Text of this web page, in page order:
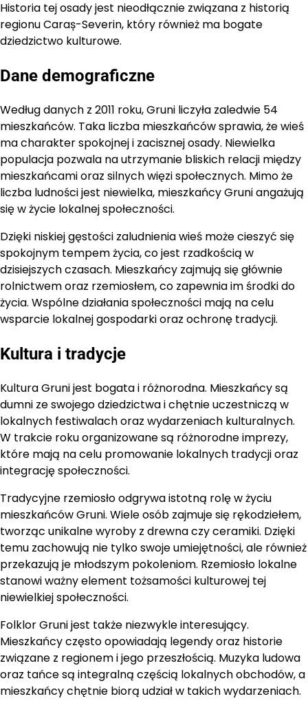
Historia tej osady jest nieodłącznie związana z historią
regionu Caraș-Severin, który również ma bogate
dziedzictwo kulturowe.
Dane demograficzne
Według danych z 2011 roku, Gruni liczyła zaledwie 54
mieszkańców. Taka liczba mieszkańców sprawia, że wieś
ma charakter spokojnej i zacisznej osady. Niewielka
populacja pozwala na utrzymanie bliskich relacji między
mieszkańcami oraz silnych więzi społecznych. Mimo że
liczba ludności jest niewielka, mieszkańcy Gruni angażują
się w życie lokalnej społeczności.
Dzięki niskiej gęstości zaludnienia wieś może cieszyć się
spokojnym tempem życia, co jest rzadkością w
dzisiejszych czasach. Mieszkańcy zajmują się głównie
rolnictwem oraz rzemiosłem, co zapewnia im środki do
życia. Wspólne działania społeczności mają na celu
wsparcie lokalnej gospodarki oraz ochronę tradycji.
Kultura i tradycje
Kultura Gruni jest bogata i różnorodna. Mieszkańcy są
dumni ze swojego dziedzictwa i chętnie uczestniczą w
lokalnych festiwalach oraz wydarzeniach kulturalnych.
W trakcie roku organizowane są różnorodne imprezy,
które mają na celu promowanie lokalnych tradycji oraz
integrację społeczności.
Tradycyjne rzemiosło odgrywa istotną rolę w życiu
mieszkańców Gruni. Wiele osób zajmuje się rękodziełem,
tworząc unikalne wyroby z drewna czy ceramiki. Dzięki
temu zachowują nie tylko swoje umiejętności, ale również
przekazują je młodszym pokoleniom. Rzemiosło lokalne
stanowi ważny element tożsamości kulturowej tej
niewielkiej społeczności.
Folklor Gruni jest także niezwykle interesujący.
Mieszkańcy często opowiadają legendy oraz historie
związane z regionem i jego przeszłością. Muzyka ludowa
oraz tańce są integralną częścią lokalnych obchodów, a
mieszkańcy chętnie biorą udział w takich wydarzeniach.